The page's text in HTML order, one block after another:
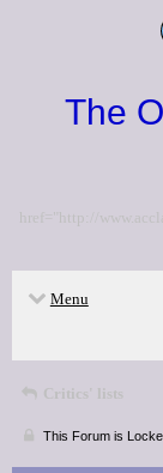
The
href="http://
Menu
Critics' lists
This Forum is